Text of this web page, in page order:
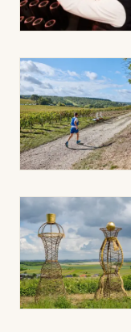
Artistes en
Actus dans la
Magazine dans
51 - Marne
Choisir mes